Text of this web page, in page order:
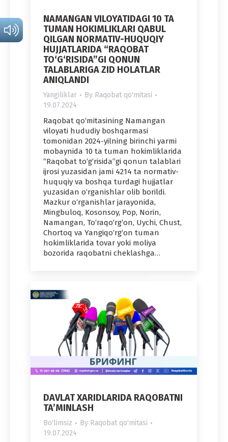
NAMANGAN VILOYATIDAGI 10 TA
TUMAN HOKIMLIKLARI QABUL
QILGAN NORMATIV-HUQUQIY
HUJJATLARIDA “RAQOBAT
TO‘G‘RISIDA”GI QONUN
TALABLARIGA ZID HOLATLAR
ANIQLANDI
Yangiliklar By Raqobat qo'mitasi
19.07.2024
Raqobat qo‘mitasining Namangan
viloyati hududiy boshqarmasi
tomonidan 2024-yilning birinchi yarmi
mobaynida 10 ta tuman hokimliklarida
“Raqobat to‘g‘risida”gi qonun talablari
ijrosi yuzasidan jami 4214 ta normativ-
huquqiy va boshqa turdagi hujjatlar
yuzasidan o‘rganishlar olib borildi.
Mazkur o‘rganishlar jarayonida,
Mingbuloq, Kosonsoy, Pop, Norin,
Namangan, To‘raqo‘rg‘on, Uychi, Chust,
Chortoq va Yangiqo‘rg‘on tuman
hokimliklarida tovar yoki moliya
bozorida raqobatni cheklashga…
DAVLAT XARIDLARIDA RAQOBATNI
TA’MINLASH
Bo'limsiz By Raqobat qo'mitasi
19.07.2024